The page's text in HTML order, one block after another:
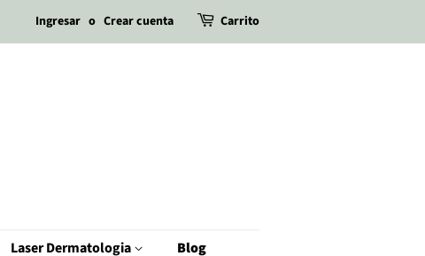
Ingresar o Crear cuenta Carrito
Laser Dermatologia Blog